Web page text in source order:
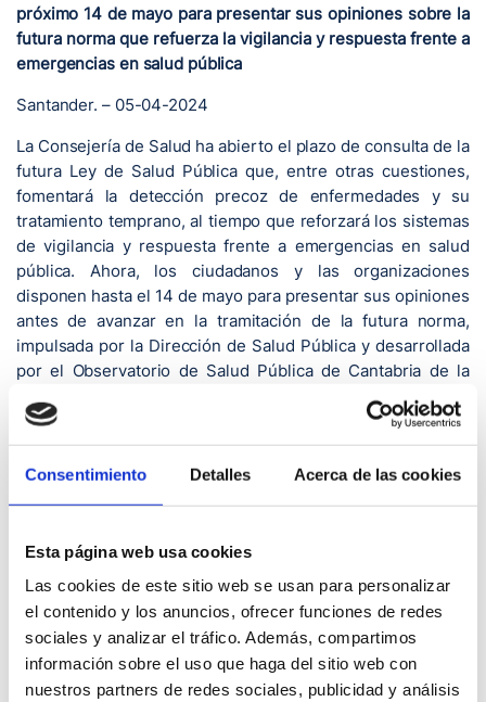
Consentimiento Detalles Acerca de las cookies
Esta página web usa cookies
Las cookies de este sitio web se usan para personalizar
el contenido y los anuncios, ofrecer funciones de redes
sociales y analizar el tráfico. Además, compartimos
información sobre el uso que haga del sitio web con
nuestros partners de redes sociales, publicidad y análisis
próximo 14 de mayo para presentar sus opiniones sobre la
futura norma que refuerza la vigilancia y respuesta frente a
emergencias en salud pública
Santander. – 05-04-2024
La Consejería de Salud ha abierto el plazo de consulta de la
futura Ley de Salud Pública que, entre otras cuestiones,
fomentará la detección precoz de enfermedades y su
tratamiento temprano, al tiempo que reforzará los sistemas
de vigilancia y respuesta frente a emergencias en salud
pública. Ahora, los ciudadanos y las organizaciones
disponen hasta el 14 de mayo para presentar sus opiniones
antes de avanzar en la tramitación de la futura norma,
impulsada por la Dirección de Salud Pública y desarrollada
por el Observatorio de Salud Pública de Cantabria de la
elaboración del anteproyecto de la Ley de Salud Pública de
Cantabria. De este modo, la ciudadanía y los agentes
y en la promoción de la salud en Cantabria tienen la
posibilidad de participar de forma activa y realizar
aportaciones a la misma.
El nuevo texto, que desarrolla y adapta la Ley General de
Salud Pública de 2011 —de ámbito nacional— a las